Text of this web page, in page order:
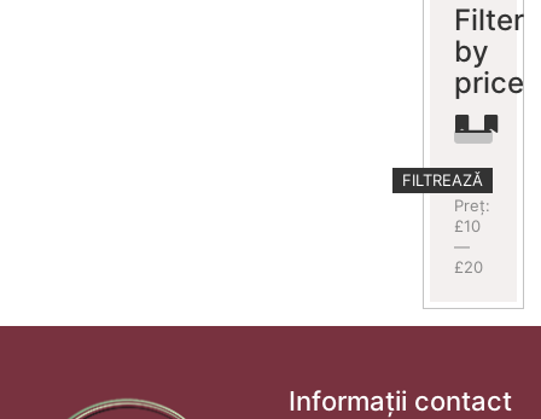
Filter
by
price
Preț
minim
Preț
maxim
FILTREAZĂ
Preț:
£10
—
£20
Informații contact